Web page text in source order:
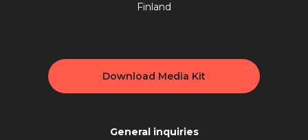
Finland
Download Media Kit
General inquiries